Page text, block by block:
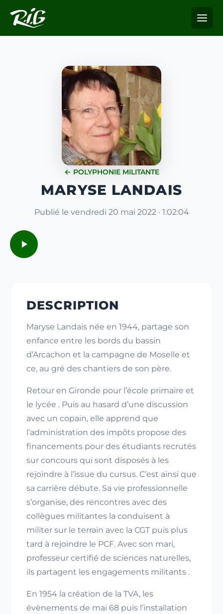
← POLYPHONIE MILITANTE
MARYSE LANDAIS
Publié le vendredi 20 mai 2022 · 1:02:04
DESCRIPTION
Maryse Landais née en 1944, partage son
enfance entre les bords du bassin
d’Arcachon et la campagne de Moselle et
ce, au gré des chantiers de son père.
Retour en Gironde pour l’école primaire et
le lycée . Puis au hasard d’une discussion
avec un copain, elle apprend que
l’administration des impôts propose des
financements pour des étudiants recrutés
sur concours qui sont disposés à les
rejoindre à l’issue du cursus. C’est ainsi que
sa carrière débute. Sa vie professionnelle
s’organise, des rencontres avec des
collègues militantes la conduisent à
militer sur le terrain avec la CGT puis plus
tard à rejoindre le PCF. Avec son mari,
professeur certifié de sciences naturelles,
ils partagent les engagements militants .
En 1954 la création de la TVA, les
évènements de mai 68 puis l’installation